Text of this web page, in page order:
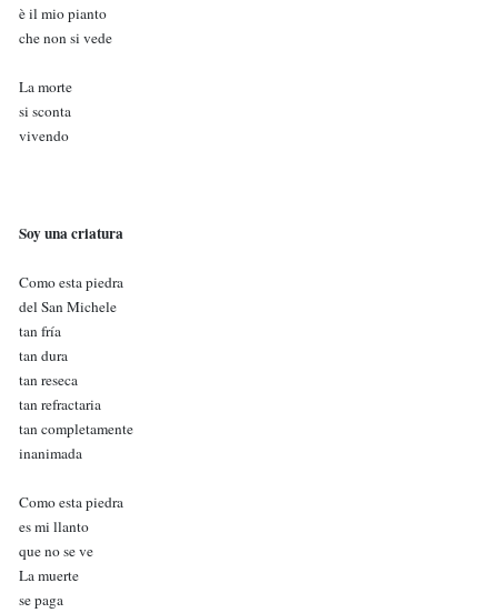
è il mio pianto
che non si vede
La morte
si sconta
vivendo
Soy una criatura
Como esta piedra
del San Michele
tan fría
tan dura
tan reseca
tan refractaria
tan completamente
inanimada
Como esta piedra
es mi llanto
que no se ve
La muerte
se paga